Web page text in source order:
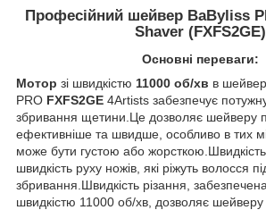
Професійний шейвер BaByliss
Shaver (FXFS2GE)
Основні переваги:
Мотор зі швидкістю 11000 об/хв в
PRO FXFS2GE 4Artists забезпечує
збривання щетини.Це дозволяє шейверу
ефективніше та швидше, особливо в тих
може бути густою або
швидкість руху ножів, які ріжуть волосся
збривання.Швидкість різання,
швидкістю 11000 об/хв, дозволяє